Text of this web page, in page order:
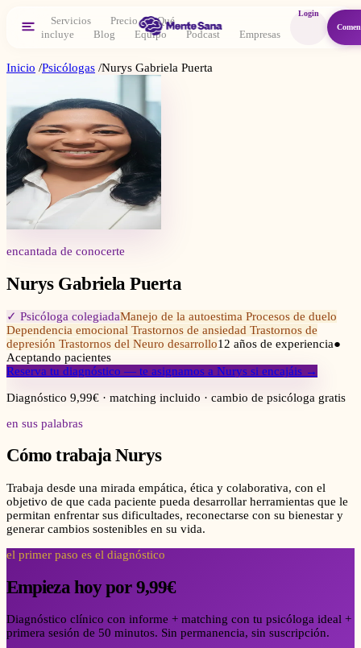
Servicios Precio
Qué
incluye
Blog Equipo Podcast Empresas
Login
Inicio /Psicólogas /Nurys Gabriela Puerta
encantada de conocerte
Nurys Gabriela Puerta
✓ Psicóloga colegiadaManejo de la autoestima Procesos de duelo
Dependencia emocional Trastornos de ansiedad Trastornos de
depresión Trastornos del Neuro desarrollo12 años de experiencia●
Aceptando pacientes
Reserva tu diagnóstico — te asignamos a Nurys si encajáis →
Diagnóstico 9,99€ · matching incluido · cambio de psicóloga gratis
en sus palabras
Cómo trabajaNurys
Trabaja desde una mirada empática, ética y colaborativa, con el
objetivo de que cada paciente pueda desarrollar herramientas que le
permitan enfrentar sus dificultades, reconectarse con su bienestar y
generar cambios sostenibles en su vida.
el primer paso es el diagnóstico
Empieza hoy por 9,99€
Diagnóstico clínico con informe + matching con tu psicóloga ideal +
primera sesión de 50 minutos. Sin permanencia, sin suscripción.